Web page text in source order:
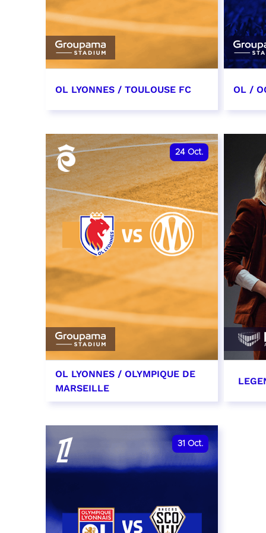
OL LYONNES / TOULOUSE FC
date et heure à confirmer
RÉSERVER
OL /
date
24 Oct.
OL LYONNES / OLYMPIQUE DE
MARSEILLE
date et heure à confirmer
RÉSERVER
31 Oct.